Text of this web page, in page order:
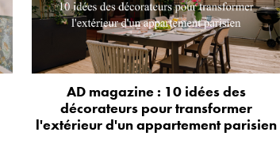
AD magazine : 10 idées des
décorateurs pour transformer
l'extérieur d'un appartement parisien